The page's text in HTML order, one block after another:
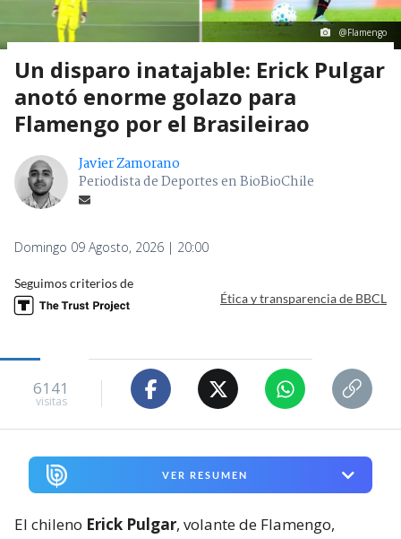
@Flamengo
Un disparo inatajable: Erick Pulgar
anotó enorme golazo para
Flamengo por el Brasileirao
Javier Zamorano
Periodista de Deportes en BioBioChile
Domingo 09 Agosto, 2026 | 20:00
Seguimos criterios de
Ética y transparencia de BBCL
6141
visitas
VER RESUMEN
El chileno Erick Pulgar, volante de Flamengo,